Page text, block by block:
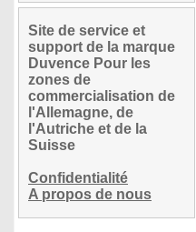
Site de service et
support de la marque
Duvence Pour les
zones de
commercialisation de
l'Allemagne, de
l'Autriche et de la
Suisse
Confidentialité
A propos de nous